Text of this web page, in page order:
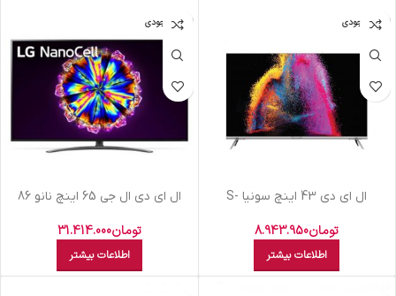
اتمام موجودی
ال اي دي 43 اينچ سونيا S-
تومان8.943.950
اطلاعات بیشتر
اتمام موجودی
ال اي دي ال جي 65 اينچ نانو 86
تومان31.414.000
اطلاعات بیشتر